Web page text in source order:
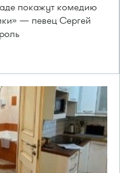
покажут комедию
— певец Сергей